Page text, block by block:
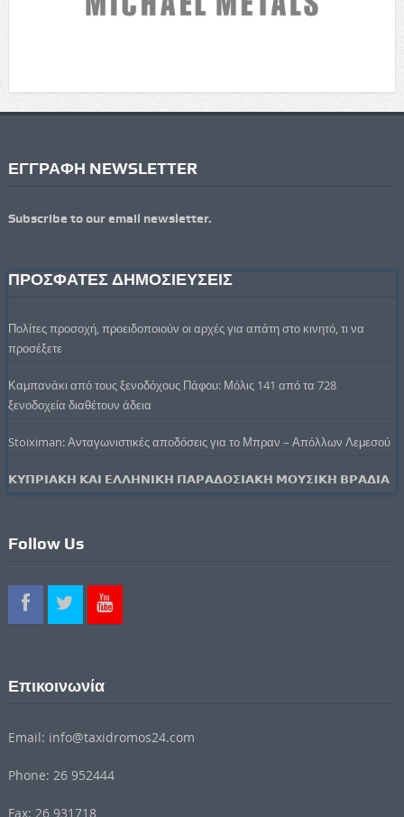
ΕΓΓΡΑΦΗ NEWSLETTER
Subscribe to our email newsletter.
ΠΡΟΣΦΑΤΕΣ ΔΗΜΟΣΙΕΥΣΕΙΣ
Πολίτες προσοχή, προειδοποιούν οι αρχές για απάτη στο κινητό, τι να
προσέξετε
Καμπανάκι από τους ξενοδόχους Πάφου: Μόλις 141 από τα 728
ξενοδοχεία διαθέτουν άδεια
Stoiximan: Ανταγωνιστικές αποδόσεις για το Μπραν – Απόλλων Λεμεσού
𝝟𝝪𝝥𝝦𝝞𝝖𝝟𝝜 𝝟𝝖𝝞 𝝚𝝠𝝠𝝜𝝢𝝞𝝟𝝜 𝝥𝝖𝝦𝝖𝝙𝝤𝝨𝝞𝝖𝝟𝝜 𝝡𝝤𝝪𝝨𝝞𝝟𝝜 𝝗𝝦𝝖𝝙𝝞𝝖
Follow Us
Επικοινωνία
Email: info@taxidromos24.com
Phone: 26 952444
Fax: 26 931718